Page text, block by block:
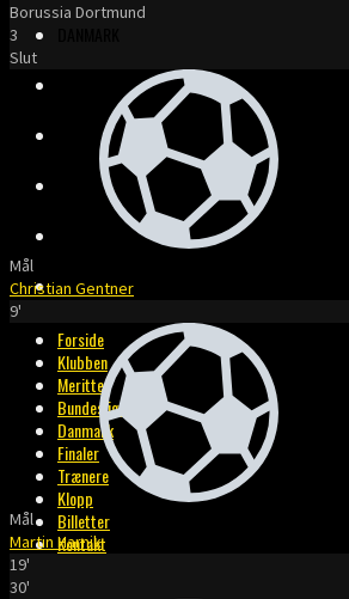
TRÆNERE
KONTAKT
Forside
Klubben
Meritter
Bundesliga
Danmark
Finaler
Trænere
Klopp
Billetter
Kontakt
Borussia Dortmund
3
Slut
Mål
Christian Gentner
9'
Mål
Martin Harnik
19'
30'